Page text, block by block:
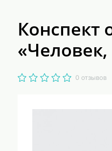
Конспект
0 отзывов